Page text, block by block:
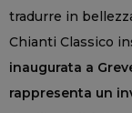
tradurre in
Chianti Classico
inaugurata a
rappresenta un